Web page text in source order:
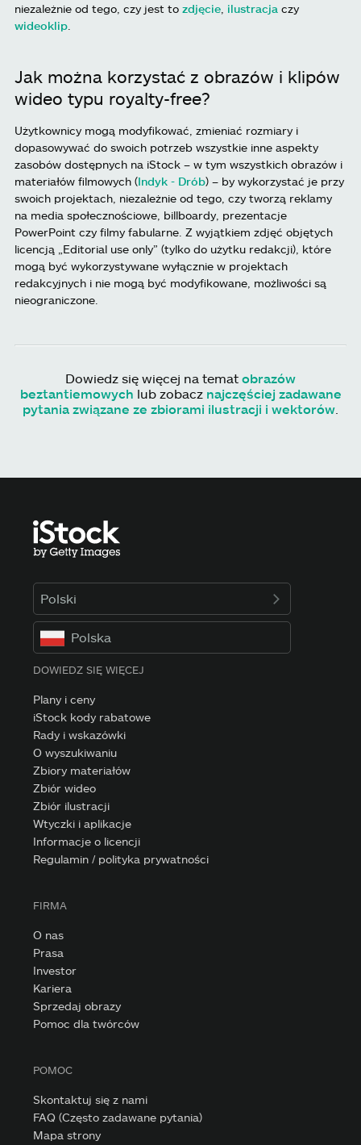
niezależnie od tego, czy jest to zdjęcie ilustracja czy
wideoklip
Jak można korzystać z obrazów i klipów
wideo typu royalty-free?
Użytkownicy mogą modyfikować, zmieniać rozmiary i
dopasowywać do swoich potrzeb wszystkie inne aspekty
zasobów dostępnych na iStock – w tym wszystkich obrazów i
materiałów filmowych (Indyk - Drób) – by wykorzystać je przy
swoich projektach, niezależnie od tego, czy tworzą reklamy
na media społecznościowe, billboardy, prezentacje
PowerPoint czy filmy fabularne. Z wyjątkiem zdjęć objętych
licencją „Editorial use only” (tylko do użytku redakcji), które
mogą być wykorzystywane wyłącznie w projektach
redakcyjnych i nie mogą być modyfikowane, możliwości są
nieograniczone.
Dowiedz się więcej na temat obrazów
beztantiemowych lub zobacz najczęściej zadawane
pytania związane ze zbiorami ilustracji i wektorów
Polski
Polska
DOWIEDZ SIĘ WIĘCEJ
Plany i ceny
iStock kody rabatowe
Rady i wskazówki
O wyszukiwaniu
Zbiory materiałów
Zbiór wideo
Zbiór ilustracji
Wtyczki i aplikacje
Informacje o licencji
Regulamin / polityka prywatności
FIRMA
O nas
Prasa
Investor
Kariera
Sprzedaj obrazy
Pomoc dla twórców
POMOC
Skontaktuj się z nami
FAQ (Często zadawane pytania)
Mapa strony